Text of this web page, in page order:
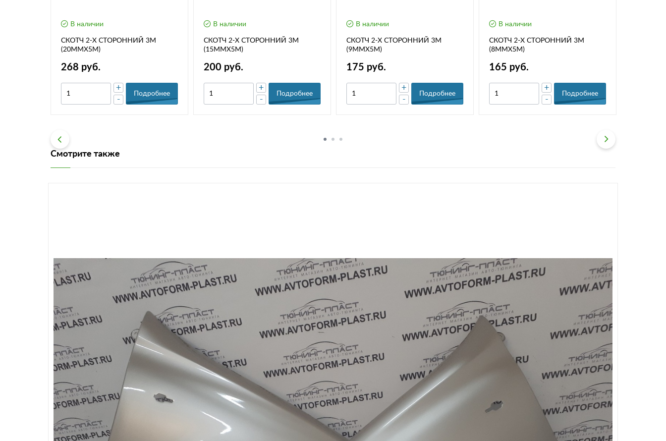
В наличии
СКОТЧ 2-Х СТОРОННИЙ 3М
(20ММХ5М)
268 руб.
-
+
Подробнее
В наличии
СКОТЧ 2-Х СТОРОННИЙ 3М
(15ММХ5М)
200 руб.
-
+
Подробнее
В наличии
СКОТЧ 2-Х СТОРОННИЙ 3М
(9ММХ5М)
175 руб.
-
+
Подробнее
В наличии
СКОТЧ 2-Х СТОРОННИЙ 3М
(8ММХ5М)
165 руб.
-
+
Подробнее
Смотрите также